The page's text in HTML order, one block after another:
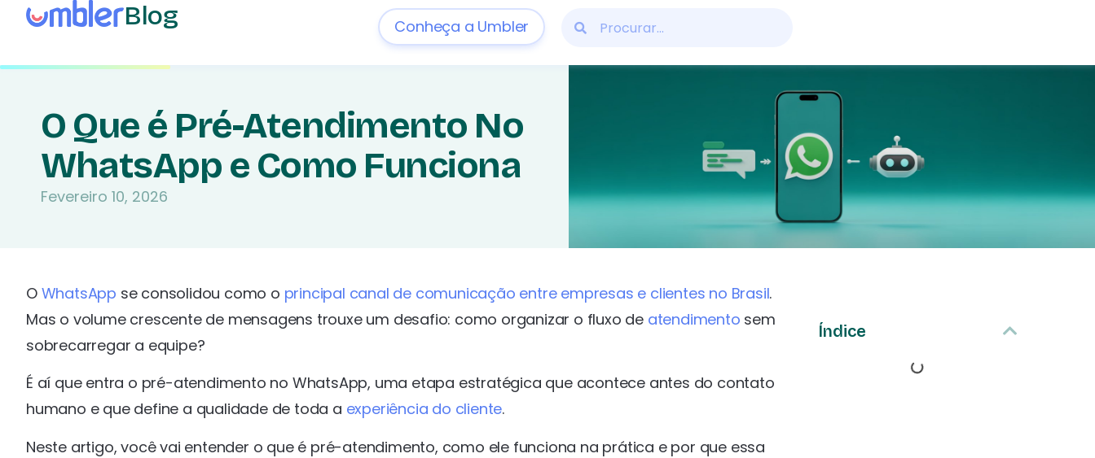
Blog Conheça a Umbler
O Que é Pré-Atendimento No
WhatsApp e Como Funciona
Fevereiro 10, 2026
O WhatsApp se consolidou como o principal canal de comunicação entre empresas e clientes no Brasil.
Mas o volume crescente de mensagens trouxe um desafio: como organizar o fluxo de atendimento sem
sobrecarregar a equipe?
É aí que entra o pré-atendimento no WhatsApp, uma etapa estratégica que acontece antes do contato
humano e que define a qualidade de toda a experiência do cliente.
Neste artigo, você vai entender o que é pré-atendimento, como ele funciona na prática e por que essa
Índice